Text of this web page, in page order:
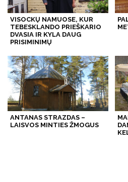
VISOCKŲ NAMUOSE, KUR
TEBESKLANDO PRIEŠKARIO
DVASIA IR KYLA DAUG
PRISIMINIMŲ
ANTANAS STRAZDAS –
LAISVOS MINTIES ŽMOGUS